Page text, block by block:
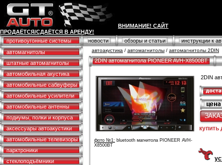
ВНИМАНИЕ! САЙТ
ПРОДАЁТСЯ/СДАЁТСЯ В АРЕНДУ!
противоугонные системы
новости обзоры и статьи
инструкции к
автомагнитолы
штатные автомагнитолы
автомобильная акустика
автомобильные сабвуферы
автомобильные усилители
автомобильные антенны
подиумы, полки и корпуса
аксессуары автоакустики
автомобильные телевизоры
парктроники
стеклоподъёмники
автоакустика / автомагнитолы / автомагнитолы 2DIN
2DIN автомагнитола PIONEER AVH-X8500BT
фото №1: bluetooth магнитола PIONEER AVH-
X8500BT
2DIN
купить